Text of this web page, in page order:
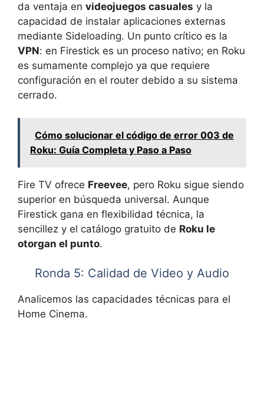
da ventaja en videojuegos casuales y la
capacidad de instalar aplicaciones externas
mediante Sideloading. Un punto crítico es la
VPN: en Firestick es un proceso nativo; en Roku
es sumamente complejo ya que requiere
configuración en el router debido a su sistema
cerrado.
Cómo solucionar el código de error 003 de
Roku: Guía Completa y Paso a Paso
Fire TV ofrece Freevee, pero Roku sigue siendo
superior en búsqueda universal. Aunque
Firestick gana en flexibilidad técnica, la
sencillez y el catálogo gratuito de Roku le
otorgan el punto.
Ronda 5: Calidad de Video y Audio
Analicemos las capacidades técnicas para el
Home Cinema.